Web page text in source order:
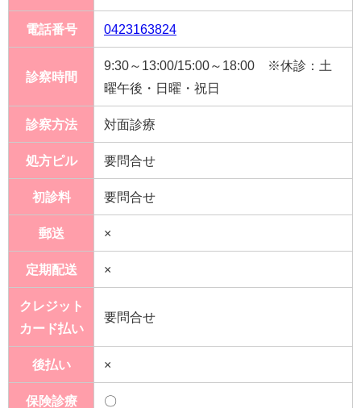
電話番号 0423163824
診察時間
9:30～13:00/15:00～18:00 ※休診：土
曜午後・日曜・祝日
診察方法 対面診療
処方ピル 要問合せ
初診料 要問合せ
郵送 ×
定期配送 ×
クレジット
カード払い
要問合せ
後払い ×
保険診療 〇